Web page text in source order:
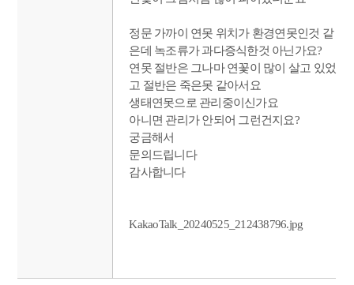
정문 가까이 연못 위치가 환경연못인것 같
은데 녹조류가 과다증식한것 아닌가요?
연못 절반은 그나마 연꽃이 많이 살고 있었
고 절반은 죽은못 같아서요
생태연못으로 관리중이신가요
아니면 관리가 안되어 그런건지요?
궁금해서
문의드립니다
감사합니다
KakaoTalk_20240525_212438796.jpg